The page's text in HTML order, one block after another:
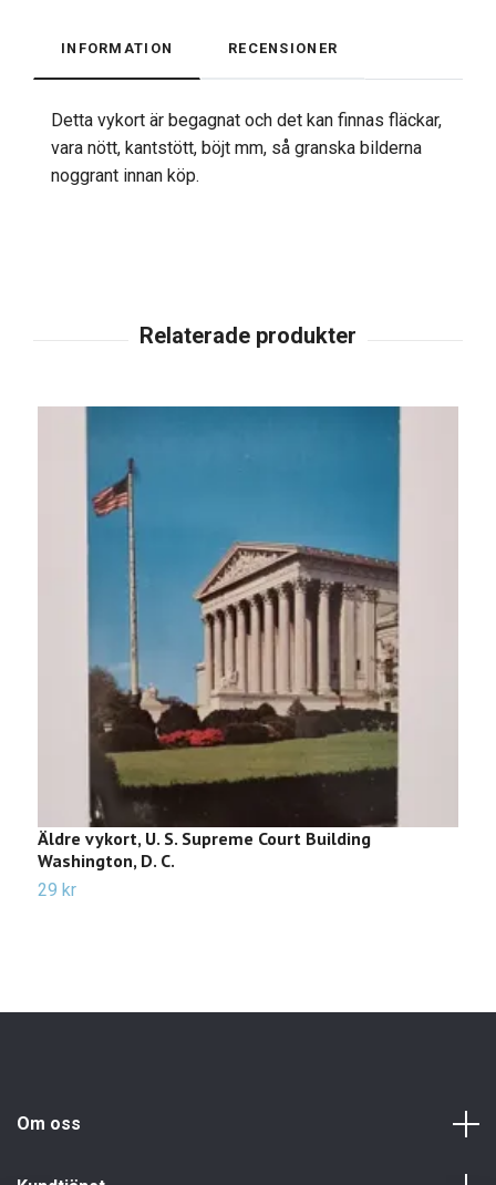
INFORMATION RECENSIONER
Detta vykort är begagnat och det kan finnas fläckar,
vara nött, kantstött, böjt mm, så granska bilderna
noggrant innan köp.
Äldre vykort, U. S. Supreme Court Building
Washington, D. C.
29 kr
Om oss